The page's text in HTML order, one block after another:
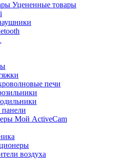
Уцененные товары
печи
Мой ActiveCam
воздуха